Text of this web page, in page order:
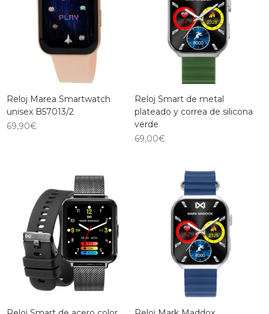
Reloj Marea Smartwatch
unisex B57013/2
69,90€
Reloj Smart de metal
plateado y correa de silicona
verde
69,00€